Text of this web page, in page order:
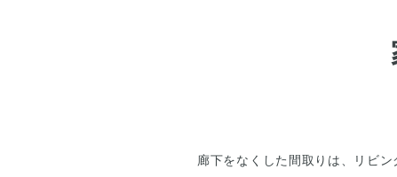
廊下をなくした間取りは、リビ